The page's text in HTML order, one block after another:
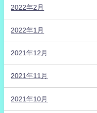
2022年2月
2022年1月
2021年12月
2021年11月
2021年10月